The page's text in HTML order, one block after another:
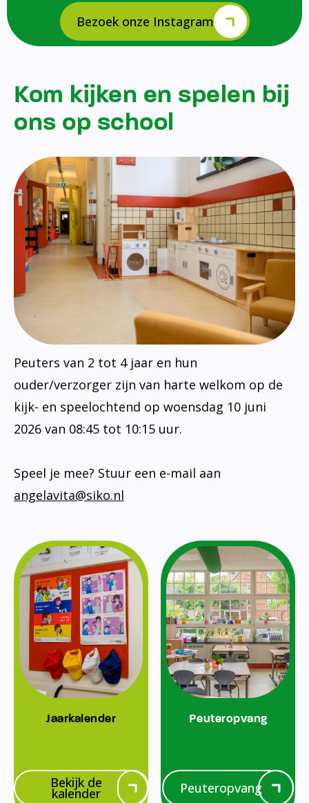
Bezoek onze Instagram
Kom kijken en spelen bij
ons op school
Peuters van 2 tot 4 jaar en hun
ouder/verzorger zijn van harte welkom op de
kijk- en speelochtend op woensdag 10 juni
2026 van 08:45 tot 10:15 uur.
Speel je mee? Stuur een e-mail aan
angelavita@siko.nl
Jaarkalender
Bekijk de
kalender
Peuteropvang
Peuteropvang